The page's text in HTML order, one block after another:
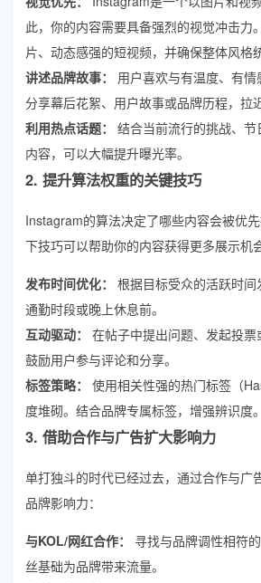
此，你的内容需要具备强烈的视觉冲击力
片、动态感强的短视频，并确保整体风格
讲述品牌故事：
用户喜欢与有温度、有
分享幕后花絮、用户故事或品牌历程，拉
利用热点话题：
结合当前流行的挑战、
内容，可以大幅提升曝光率。
2. 提升算法权重的关键技巧
Instagram的算法决定了哪些内容会被优
下技巧可以帮助你的内容获得更多展示机会
发布时间优化：
根据目标受众的活跃时
通勤时段或晚上休息前。
互动驱动：
在帖子中提出问题、发起投票
鼓励用户参与评论和分享。
标签策略：
使用相关性强的热门标签（
度堆砌。结合品牌专属标签，增强辨识度。
3. 借助合作与广告扩大影响力
单打独斗的时代已经过去，通过合作与广
品牌影响力：
与KOL/网红合作：
寻找与品牌调性相符
丝基础为品牌带来流量。